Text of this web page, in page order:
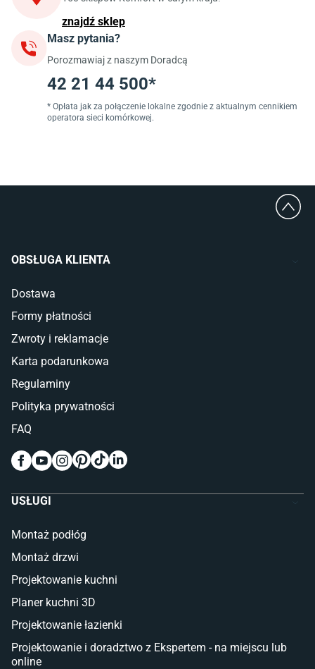
znajdź sklep
Masz pytania?
Porozmawiaj z naszym Doradcą
42 21 44 500*
* Opłata jak za połączenie lokalne zgodnie z aktualnym cennikiem
operatora sieci komórkowej.
OBSŁUGA KLIENTA
Dostawa
Formy płatności
Zwroty i reklamacje
Karta podarunkowa
Regulaminy
Polityka prywatności
FAQ
USŁUGI
Montaż podłóg
Montaż drzwi
Projektowanie kuchni
Planer kuchni 3D
Projektowanie łazienki
Projektowanie i doradztwo z Ekspertem - na miejscu lub
online